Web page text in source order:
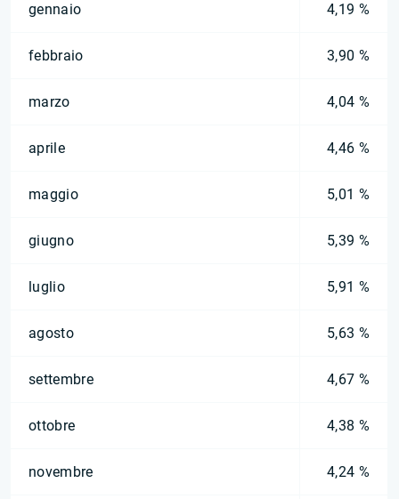
gennaio 4,19 %
febbraio 3,90 %
marzo 4,04 %
aprile 4,46 %
maggio 5,01 %
giugno 5,39 %
luglio 5,91 %
agosto 5,63 %
settembre 4,67 %
ottobre 4,38 %
novembre 4,24 %